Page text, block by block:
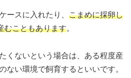
ースに入れたり、 こまめに採卵し
むこともあります。
くないという場合は、ある程度産
ない環境で飼育するといいです。